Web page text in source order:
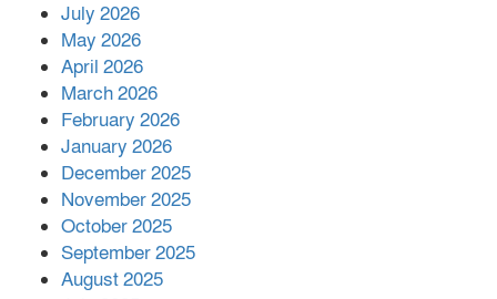
পর ফোন তারেক রহমানের,গ্যাস সঙ্কট
July 2026
May 2026
April 2026
March 2026
February 2026
January 2026
December 2025
November 2025
October 2025
September 2025
August 2025